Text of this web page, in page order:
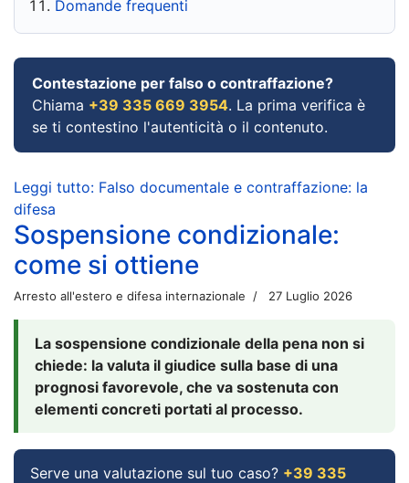
Domande frequenti
Contestazione per falso o contraffazione?
Chiama +39 335 669 3954. La prima verifica è
se ti contestino l'autenticità o il contenuto.
Leggi tutto: Falso documentale e contraffazione: la
difesa
Sospensione condizionale:
come si ottiene
Arresto all'estero e difesa internazionale 27 Luglio 2026
La sospensione condizionale della pena non si
chiede: la valuta il giudice sulla base di una
prognosi favorevole, che va sostenuta con
elementi concreti portati al processo.
Serve una valutazione sul tuo caso? +39 335